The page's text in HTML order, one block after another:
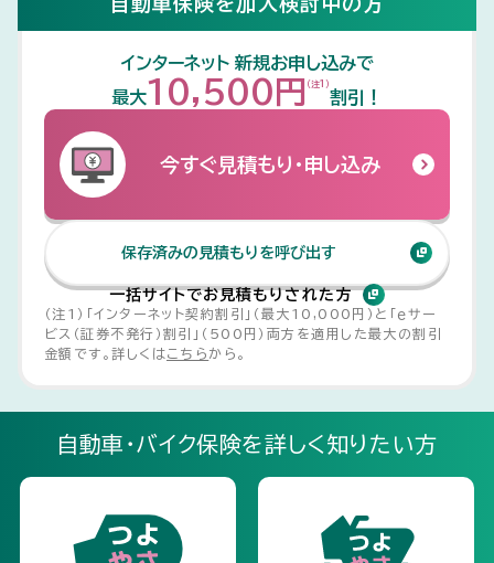
補償とサービスを知る
補償とサービスを知る トップ
賠償保険：他人のための保険
保険
車両保険：お車のための保険 その他の特約・割引
安心の事故対応 安心のロードサービス
三井ダイレクト損保つよやさク
ーポン
お取り扱いの範囲
自動車保険を学ぶ
自動車保険を学ぶ トップ
自動車保険の乗り換えをご検
討中の方
車両保険ガイド
自動車保険料を決める主なポ
自動車の税金ガイド 事故・盗難時の対応
安心カーライフガイド
アクシデントにあったとき
補償とサービスを知る
補償とサービスを知る トップ
傷害保険：自分のケガのための
保険
その他の特約・割引 安心の事故対応
安心のロードサービス
お取り扱いの範囲
マイページのご案内 トップ
マイページ登録画面の使い方
各種手続きのご案内
各種手続きのご案内 トップ
ご継続手続き方法
れた場合の割引・サービス
変更手続きが必要になる主な
ケース
ご契約の確認・変更
現在のご契約とは別の保険に
新たに加入される場合
2台目以降（セカンドカー）のお
手続き
耳や言葉の不自由なお客様へ
耳や言葉の不自由なお客様へ トップ
ご契約者特典
ご契約者特典 トップ
三井ダイレクト損保の日
車の整備・修理出張サービス
よう」を解決！ 『生活110番』
事故発生時のご連絡先等
インターネット事故対応サービス
事故の発生から解決までの流れ
事故の発生から解決までの流れ トップ
事故発生時の対応
三井ダイレクト損保への事故の
提携修理工場について
提携修理工場について トップ
はじめての方へ
マイページログイン
つよやさを知る
つよやさを知る トップ
お客さまからの総合評価
お客さまからの満足・不満足の声
Web契約締結時・お客さまセ
お客さまアンケートに関する取
保険金お支払い時のアンケート
お客さまの声への取り組み
お客さまの声への取り組み トップ
お客さまの「困った」への取り
お客さまからの信頼にお応え
三井ダイレクト損保つよやさ基金
三井ダイレクト損保つよやさ基金 トップ
当社の評価
企業情報
企業情報 トップ
企業概要
トップメッセージ 理念・ビジョン
ディスクロージャー 電子公告
サステナビリティ
多様性発揮に向けた取り組み
ニュース
採用情報
採用情報トップ
キャリア採用
新卒採用
障がい者採用
よくあるご質問
※お見積もりは個人情報不要
インターネット 新規お申し込みで
最大10,500円 （注1）
割引！
今すぐ見積もり・申し込み
保存済みの見積もりを呼び出す
一括サイトでお見積もりされた方
（注1）「インターネット契約割引」（最大10,000円）と「ｅサー
ビス（証券不発行）割引」（500円）両方を適用した最大の割引
金額です。詳しくはこちら から。
自動車・バイク保険を詳しく知りたい方